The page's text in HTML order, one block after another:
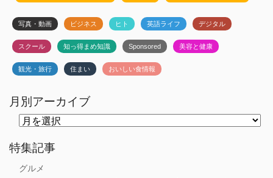
写真・動画 ビジネス ヒト 英語ライフ デジタル
スクール 知っ得まめ知識 Sponsored 美容と健康
観光・旅行 住まい おいしい食情報
月別アーカイブ
ー
カ
特集記事
グルメ